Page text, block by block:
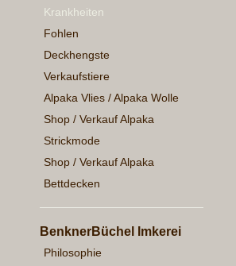
Krankheiten
Fohlen
Deckhengste
Verkaufstiere
Alpaka Vlies / Alpaka Wolle
Shop / Verkauf Alpaka
Strickmode
Shop / Verkauf Alpaka
Bettdecken
BenknerBüchel Imkerei
Philosophie